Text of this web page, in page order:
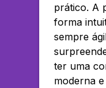
prático. A
forma
sempre
ter uma
moderna